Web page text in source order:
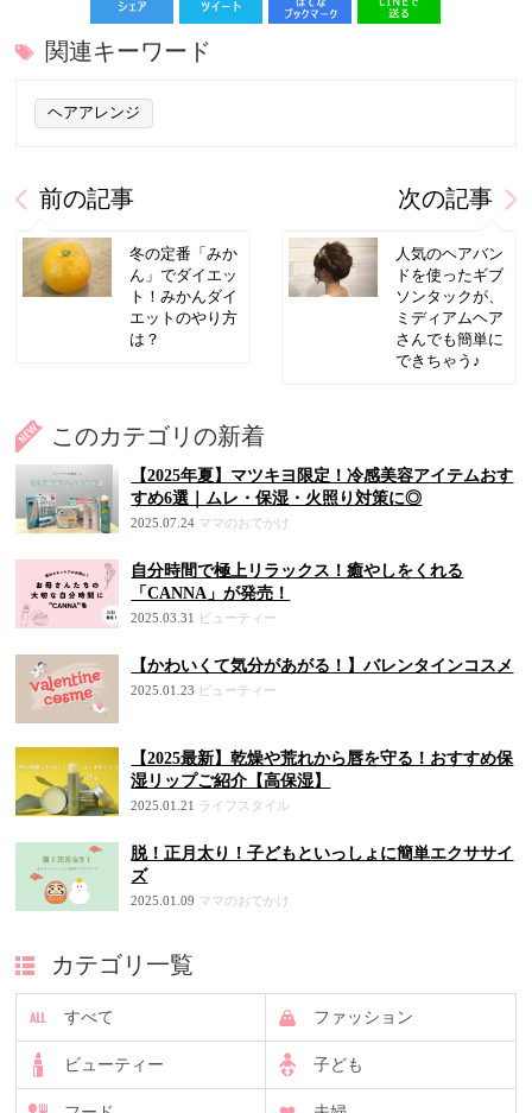
関連キーワード
ヘアアレンジ
前の記事
冬の定番「みか
ん」でダイエッ
ト！みかんダイ
エットのやり方
は？
次の記事
人気のヘアバン
ドを使ったギブ
ソンタックが、
ミディアムヘア
さんでも簡単に
できちゃう♪
このカテゴリの新着
【2025年夏】マツキヨ限定！冷感美容アイテムおす
すめ6選｜ムレ・保湿・火照り対策に◎
2025.07.24 ママのおでかけ
自分時間で極上リラックス！癒やしをくれる
「CANNA」が発売！
2025.03.31 ビューティー
【かわいくて気分があがる！】バレンタインコスメ
2025.01.23 ビューティー
【2025最新】乾燥や荒れから唇を守る！おすすめ保
湿リップご紹介【高保湿】
2025.01.21 ライフスタイル
脱！正月太り！子どもといっしょに簡単エクササイ
ズ
2025.01.09 ママのおでかけ
カテゴリ一覧
すべて ファッション
ビューティー 子ども